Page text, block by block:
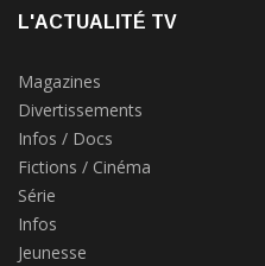
L'ACTUALITÉ TV
Magazines
Divertissements
Infos / Docs
Fictions / Cinéma
Série
Infos
Jeunesse